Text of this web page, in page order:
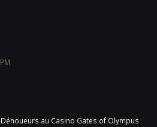
au Casino Gates of Olympus